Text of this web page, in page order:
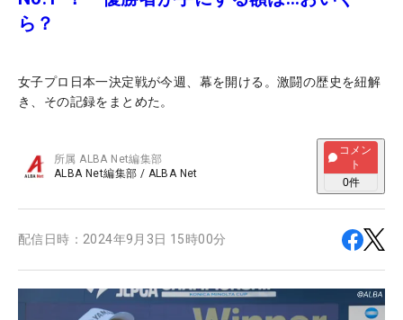
ら？
女子プロ日本一決定戦が今週、幕を開ける。激闘の歴史を紐解
き、その記録をまとめた。
所属ALBA Net編集部
ALBA Net編集部 / ALBA Net
コメン
ト
0件
配信日時： 2024年9月3日 15時00分